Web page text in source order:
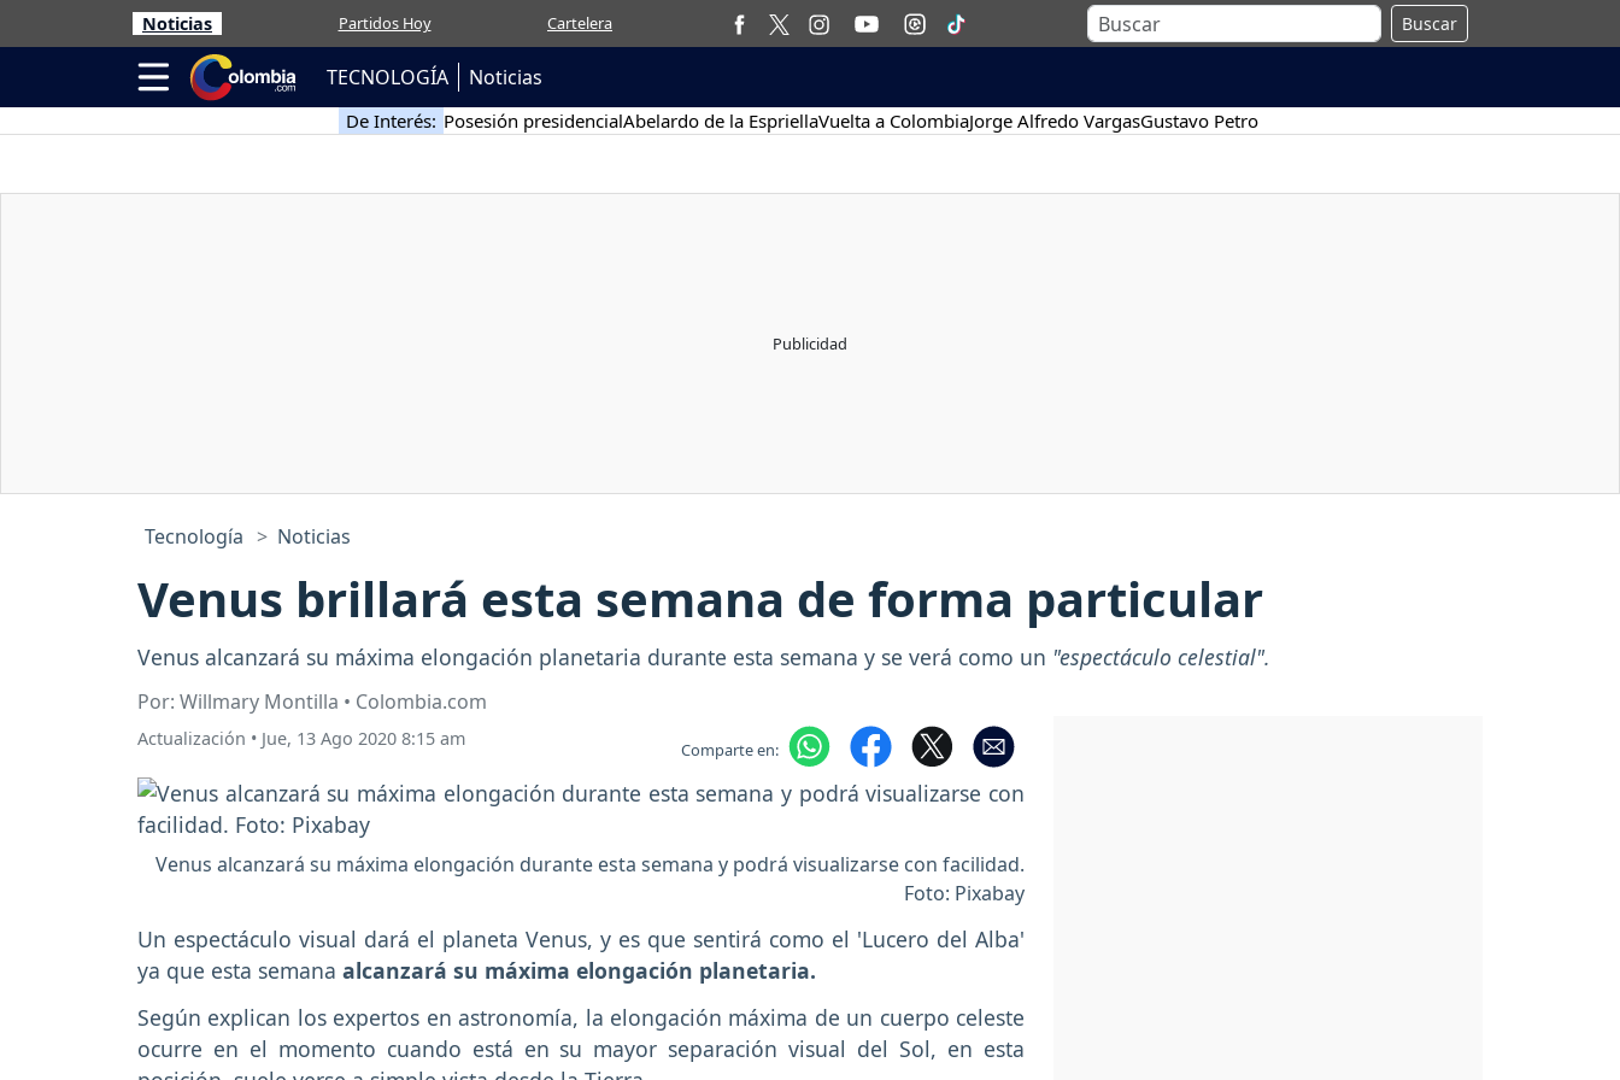
Noticias Partidos Hoy Cartelera Buscar
TECNOLOGÍA Noticias
De Interés: Posesión presidencialAbelardo de la EspriellaVuelta a ColombiaJorge Alfredo VargasGustavo Petro
Tecnología Noticias
Venus brillará esta semana de forma particular
Venus alcanzará su máxima elongación planetaria durante esta semana y se verá como un "espectáculo celestial".
Por: Willmary Montilla • Colombia.com
Actualización • Jue, 13 Ago 2020 8:15 am Comparte en:
Venus alcanzará su máxima elongación durante esta semana y podrá visualizarse con facilidad.
Foto: Pixabay
Un espectáculo visual dará el planeta Venus, y es que sentirá como el 'Lucero del Alba'
ya que esta semana alcanzará su máxima elongación planetaria.
Según explican los expertos en astronomía, la elongación máxima de un cuerpo celeste
ocurre en el momento cuando está en su mayor separación visual del Sol, en esta